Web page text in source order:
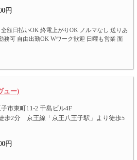
円
額日払いOK 終電上がりOK ノルマなし 送りあ
務可 自由出勤OK Wワーク歓迎 日曜も営業 面
ュー)
市東町11-2 千島ビル4F
歩2分 京王線「京王八王子駅」より徒歩5
円